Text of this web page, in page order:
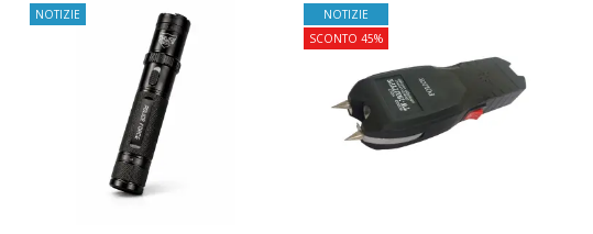
NOTIZIE
NOTIZIE
SCONTO 45%